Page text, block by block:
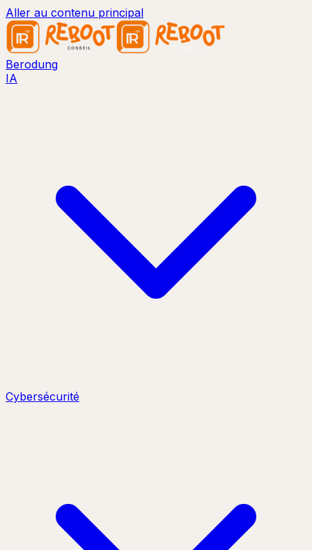
Aller au contenu principal
Berodung
IA
Cybersécurité